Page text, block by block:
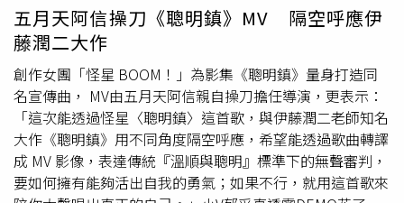
高度壓迫」氣場，也讓 K 詮釋的凪誠士郎更添神祕魅力。綱
啓永則表示自己是最後一位進組的演員，還收到樋口幸平傳
訊炫耀：「這裡超好玩啦！」讓他笑喊：「那是我人生第一
次對朋友產生最高規格的嫉妒！」片商重磅邀請《藍色監
獄》男主角高橋文哉及累積打造超過 1000 億日圓票房作品
的 CREDEUS 代表兼金牌製片松橋真三一同訪台宣傳，5 場
影人見面會除了能與高橋文哉近距離交流 30 分鐘外，福利
包含粉絲 Q&A 提問抽選、全場大合照，每場還將抽出 3 名
幸運粉絲獲得高橋文哉親筆簽名海報，每份影人場套票皆附
五月天阿信操刀《聰明鎮》MV 隔空呼應伊
藤潤二大作
創作女團「怪星 BOOM！」為影集《聰明鎮》量身打造同
名宣傳曲， MV由五月天阿信親自操刀擔任導演，更表示：
「這次能透過怪星〈聰明鎮〉這首歌，與伊藤潤二老師知名
大作《聰明鎮》用不同角度隔空呼應，希望能透過歌曲轉譯
成 MV 影像，表達傳統『溫順與聰明』標準下的無聲審判，
要如何擁有能夠活出自我的勇氣；如果不行，就用這首歌來